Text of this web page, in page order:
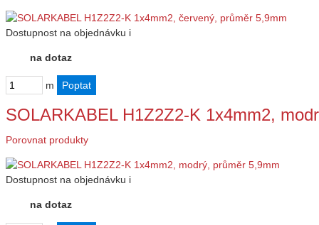
Dostupnost na objednávku i
na dotaz
m
SOLARKABEL H1Z2Z2-K 1x4mm2,
Porovnat produkty
Dostupnost na objednávku i
na dotaz